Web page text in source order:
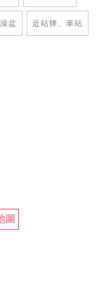
盆 近站牌、車站
圖